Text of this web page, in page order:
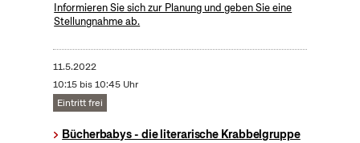
Informieren Sie sich zur Planung und geben Sie eine
Stellungnahme ab.
11.5.2022
10:15 bis 10:45 Uhr
Eintritt frei
Bücherbabys - die literarische Krabbelgruppe